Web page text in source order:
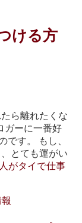
ける方
ら離れたくな
ガーに一番好
です。 もし、
とても運がい
がタイで仕事